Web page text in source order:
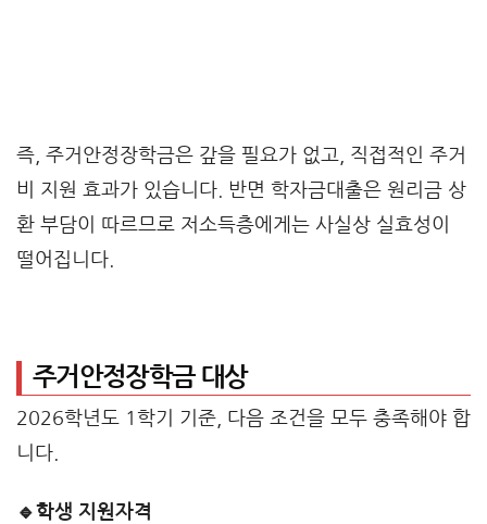
즉, 주거안정장학금은 갚을 필요가 없고, 직접적인 주거
비 지원 효과가 있습니다. 반면 학자금대출은 원리금 상
환 부담이 따르므로 저소득층에게는 사실상 실효성이
떨어집니다.
주거안정장학금 대상
2026학년도 1학기 기준, 다음 조건을 모두 충족해야 합
니다.
🔹학생 지원자격